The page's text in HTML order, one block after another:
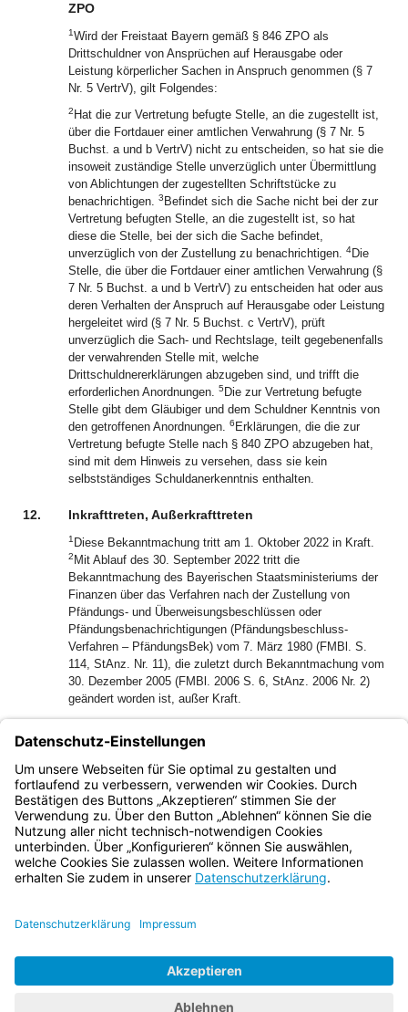
ZPO
1Wird der Freistaat Bayern gemäß § 846 ZPO als
Drittschuldner von Ansprüchen auf Herausgabe oder
Leistung körperlicher Sachen in Anspruch genommen (§ 7
Nr. 5 VertrV), gilt Folgendes:
2 Hat die zur Vertretung befugte Stelle, an die zugestellt ist,
über die Fortdauer einer amtlichen Verwahrung (§ 7 Nr. 5
Buchst. a und b VertrV) nicht zu entscheiden, so hat sie die
insoweit zuständige Stelle unverzüglich unter Übermittlung
von Ablichtungen der zugestellten Schriftstücke zu
benachrichtigen. 3 Befindet sich die Sache nicht bei der zur
Vertretung befugten Stelle, an die zugestellt ist, so hat
diese die Stelle, bei der sich die Sache befindet,
unverzüglich von der Zustellung zu benachrichtigen. 4Die
Stelle, die über die Fortdauer einer amtlichen Verwahrung (§
7 Nr. 5 Buchst. a und b VertrV) zu entscheiden hat oder aus
deren Verhalten der Anspruch auf Herausgabe oder Leistung
hergeleitet wird (§ 7 Nr. 5 Buchst. c VertrV), prüft
unverzüglich die Sach- und Rechtslage, teilt gegebenenfalls
der verwahrenden Stelle mit, welche
Drittschuldnererklärungen abzugeben sind, und trifft die
erforderlichen Anordnungen. 5 Die zur Vertretung befugte
Stelle gibt dem Gläubiger und dem Schuldner Kenntnis von
den getroffenen Anordnungen. 6 Erklärungen, die die zur
Vertretung befugte Stelle nach § 840 ZPO abzugeben hat,
sind mit dem Hinweis zu versehen, dass sie kein
selbstständiges Schuldanerkenntnis enthalten.
12. Inkrafttreten, Außerkrafttreten
1 Diese Bekanntmachung tritt am 1. Oktober 2022 in Kraft.
2 Mit Ablauf des 30. September 2022 tritt die
Bekanntmachung des Bayerischen Staatsministeriums der
Finanzen über das Verfahren nach der Zustellung von
Pfändungs- und Überweisungsbeschlüssen oder
Pfändungsbenachrichtigungen (Pfändungsbeschluss-
Verfahren – PfändungsBek) vom 7. März 1980 (FMBl. S.
114, StAnz. Nr. 11), die zuletzt durch Bekanntmachung vom
30. Dezember 2005 (FMBl. 2006 S. 6, StAnz. 2006 Nr. 2)
geändert worden ist, außer Kraft.
Harald Hübner
Ministerialdirektor
Bayern.de
BayernPortal
Impressum